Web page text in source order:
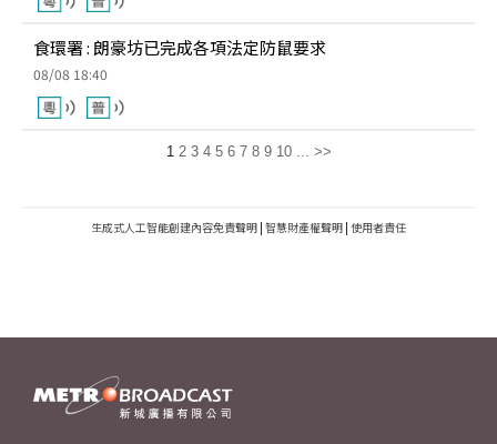
食環署 : 朗豪坊已完成各項法定防鼠要求
08/08 18:40
1 2 3 4 5 6 7 8 9 10 ... >>
生成式人工智能創建內容免責聲明 | 智慧財產權聲明 | 使用者責任